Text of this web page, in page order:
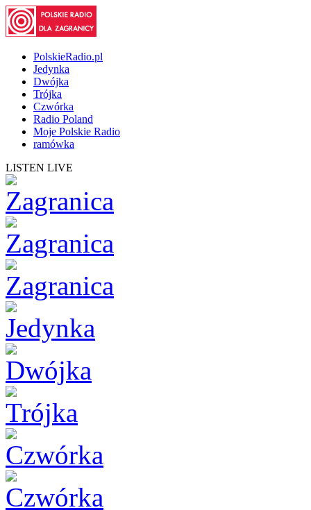
PolskieRadio.pl
Jedynka
Dwójka
Trójka
Czwórka
Radio Poland
Moje Polskie Radio
ramówka
LISTEN LIVE